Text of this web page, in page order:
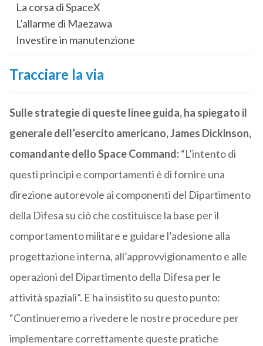
La corsa di SpaceX
L’allarme di Maezawa
Investire in manutenzione
Tracciare la via
Sulle strategie di queste linee guida, ha spiegato il
generale dell’esercito americano, James Dickinson,
comandante dello Space Command:“L’intento di
questi principi e comportamenti è di fornire una
direzione autorevole ai componenti del Dipartimento
della Difesa su ciò che costituisce la base per il
comportamento militare e guidare l’adesione alla
progettazione interna, all’approvvigionamento e alle
operazioni del Dipartimento della Difesa per le
attività spaziali”. E ha insistito su questo punto:
“Continueremo a rivedere le nostre procedure per
implementare correttamente queste pratiche